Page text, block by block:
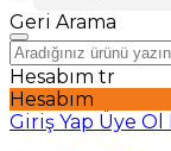
Geri Arama
Hesabım tr
Hesabım
Giriş Yap Üye Ol